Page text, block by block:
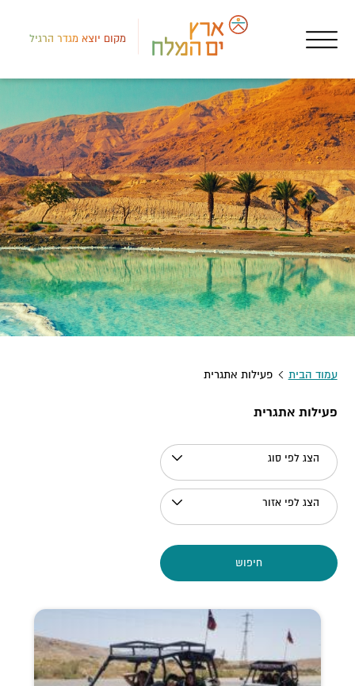
מקום יוצא מגדר הרגיל
עמוד הבית פעילות אתגרית
פעילות אתגרית
הצג לפי סוג
הצג לפי אזור
חיפוש